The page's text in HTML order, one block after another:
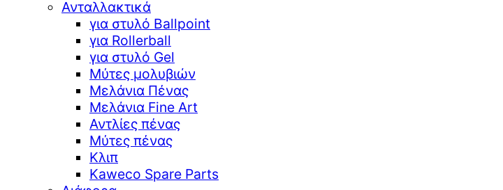
Ανταλλακτικά
για στυλό Ballpoint
για Rollerball
για στυλό Gel
Μύτες μολυβιών
Μελάνια Πένας
Μελάνια Fine Art
Αντλίες πένας
Μύτες πένας
Κλιπ
Kaweco Spare Parts